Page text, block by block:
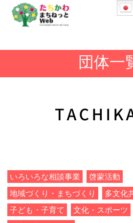
団体一
いろいろな相談事業
啓蒙活動
地域づくり・まちづくり
多文化
子ども・子育て
文化・スポーツ